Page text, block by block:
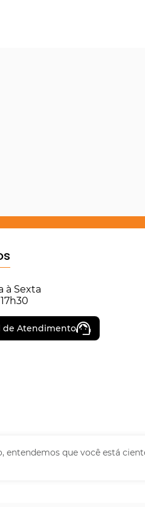
entendemos que você está
à Sexta
de Atendimento